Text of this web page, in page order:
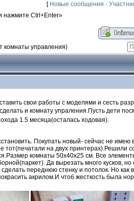
[ Новые сообщения ·
Ctrl+Enter»
комнаты управления)
свои работы с моделями и сесть
и комнату упраления.Пусть дети
1.5 месяца(осталась ходовая).
Покупать новый- сейчас не
тот(печатали на двух принтерах).Решили
комнаты 50х40х25 см. Все
Да вырезать много кусков,
переднюю стенку и потолок. Но как
акрилом.И чтоб жесткость была